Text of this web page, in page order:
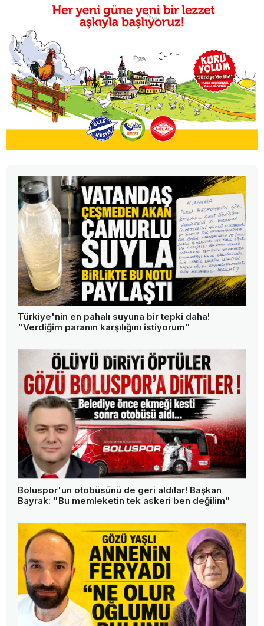
Türkiye'nin en pahalı suyuna bir tepki daha!
"Verdiğim paranın karşılığını istiyorum"
Boluspor'un otobüsünü de geri aldılar! Başkan
Bayrak: "Bu memleketin tek askeri ben değilim"